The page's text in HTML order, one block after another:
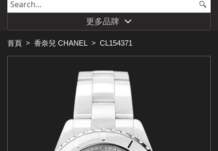
更多品牌
首頁 > 香奈兒 CHANEL > CL154371